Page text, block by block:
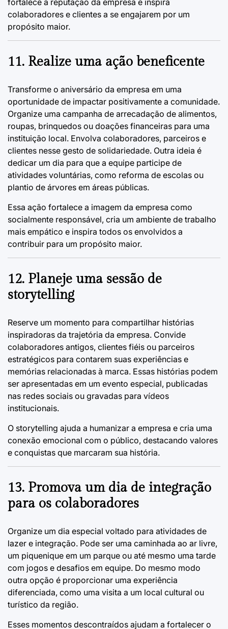
fortalece a reputação da empresa e inspira
colaboradores e clientes a se engajarem por um
propósito maior.
11. Realize uma ação beneficente
Transforme o aniversário da empresa em uma
oportunidade de impactar positivamente a comunidade.
Organize uma campanha de arrecadação de alimentos,
roupas, brinquedos ou doações financeiras para uma
instituição local. Envolva colaboradores, parceiros e
clientes nesse gesto de solidariedade. Outra ideia é
dedicar um dia para que a equipe participe de
atividades voluntárias, como reforma de escolas ou
plantio de árvores em áreas públicas.
Essa ação fortalece a imagem da empresa como
socialmente responsável, cria um ambiente de trabalho
mais empático e inspira todos os envolvidos a
contribuir para um propósito maior.
12. Planeje uma sessão de
storytelling
Reserve um momento para compartilhar histórias
inspiradoras da trajetória da empresa. Convide
colaboradores antigos, clientes fiéis ou parceiros
estratégicos para contarem suas experiências e
memórias relacionadas à marca. Essas histórias podem
ser apresentadas em um evento especial, publicadas
nas redes sociais ou gravadas para vídeos
institucionais.
O storytelling ajuda a humanizar a empresa e cria uma
conexão emocional com o público, destacando valores
e conquistas que marcaram sua história.
13. Promova um dia de integração
para os colaboradores
Organize um dia especial voltado para atividades de
lazer e integração. Pode ser uma caminhada ao ar livre,
um piquenique em um parque ou até mesmo uma tarde
com jogos e desafios em equipe. Do mesmo modo
outra opção é proporcionar uma experiência
diferenciada, como uma visita a um local cultural ou
turístico da região.
Esses momentos descontraídos ajudam a fortalecer o